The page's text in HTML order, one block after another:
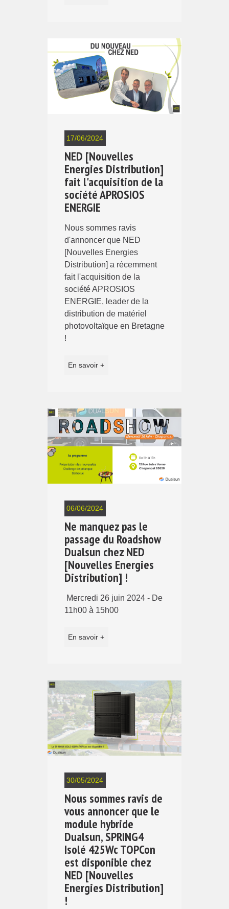
17/06/2024
NED [Nouvelles
Energies Distribution]
fait l'acquisition de la
société APROSIOS
ENERGIE
Nous sommes ravis
d'annoncer que NED
[Nouvelles Energies
Distribution] a récemment
fait l'acquisition de la
société APROSIOS
ENERGIE, leader de la
distribution de matériel
photovoltaïque en Bretagne
!
En savoir +
06/06/2024
Ne manquez pas le
passage du Roadshow
Dualsun chez NED
[Nouvelles Energies
Distribution] !
Mercredi 26 juin 2024 - De
11h00 à 15h00
En savoir +
30/05/2024
Nous sommes ravis de
vous annoncer que le
module hybride
Dualsun, SPRING4
Isolé 425Wc TOPCon
est disponible chez
NED [Nouvelles
Energies Distribution]
!